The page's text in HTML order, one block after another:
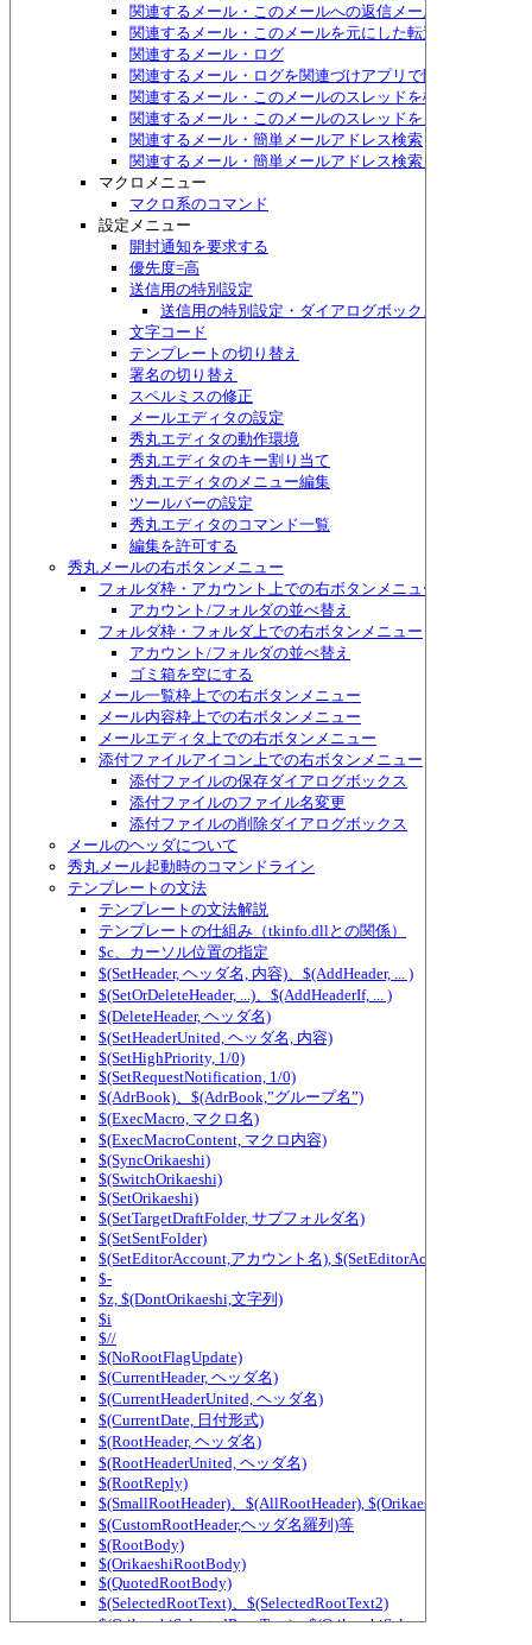
関連するメール・このメールへの返信メール
関連するメール・このメールを元にした転送メール
関連するメール・ログ
関連するメール・ログを関連づけアプリで開く
関連するメール・このメールのスレッドを検索
関連するメール・このメールのスレッドをメニュー表示
関連するメール・簡単メールアドレス検索
関連するメール・簡単メールアドレス検索メニュー表示
マクロメニュー
マクロ系のコマンド
設定メニュー
開封通知を要求する
優先度=高
送信用の特別設定
送信用の特別設定・ダイアログボックス
文字コード
テンプレートの切り替え
署名の切り替え
スペルミスの修正
メールエディタの設定
秀丸エディタの動作環境
秀丸エディタのキー割り当て
秀丸エディタのメニュー編集
ツールバーの設定
秀丸エディタのコマンド一覧
編集を許可する
秀丸メールの右ボタンメニュー
フォルダ枠・アカウント上での右ボタンメニュー
アカウント/フォルダの並べ替え
フォルダ枠・フォルダ上での右ボタンメニュー
アカウント/フォルダの並べ替え
ゴミ箱を空にする
メール一覧枠上での右ボタンメニュー
メール内容枠上での右ボタンメニュー
メールエディタ上での右ボタンメニュー
添付ファイルアイコン上での右ボタンメニュー
添付ファイルの保存ダイアログボックス
添付ファイルのファイル名変更
添付ファイルの削除ダイアログボックス
メールのヘッダについて
秀丸メール起動時のコマンドライン
テンプレートの文法
テンプレートの文法解説
テンプレートの仕組み（tkinfo.dllとの関係）
$c、カーソル位置の指定
$(SetHeader, ヘッダ名, 内容)、$(AddHeader, ... )
$(SetOrDeleteHeader, ...)、$(AddHeaderIf, ... )
$(DeleteHeader, ヘッダ名)
$(SetHeaderUnited, ヘッダ名, 内容)
$(SetHighPriority, 1/0)
$(SetRequestNotification, 1/0)
$(AdrBook)、$(AdrBook,”グループ名”)
$(ExecMacro, マクロ名)
$(ExecMacroContent, マクロ内容)
$(SyncOrikaeshi)
$(SwitchOrikaeshi)
$(SetOrikaeshi)
$(SetTargetDraftFolder, サブフォルダ名)
$(SetSentFolder)
$(SetEditorAccount,アカウント名), $(SetEditorAccount2,アカウ
$-
$z, $(DontOrikaeshi,文字列)
$i
$//
$(NoRootFlagUpdate)
$(CurrentHeader, ヘッダ名)
$(CurrentHeaderUnited, ヘッダ名)
$(CurrentDate, 日付形式)
$(RootHeader, ヘッダ名)
$(RootHeaderUnited, ヘッダ名)
$(RootReply)
$(SmallRootHeader)、$(AllRootHeader),
$(CustomRootHeader,ヘッダ名羅列)等
$(RootBody)
$(OrikaeshiRootBody)
$(QuotedRootBody)
$(SelectedRootText)、$(SelectedRootText2)
$(OrikaeshiSelectedRootText)、$(OrikaeshiSelectedRootText2)